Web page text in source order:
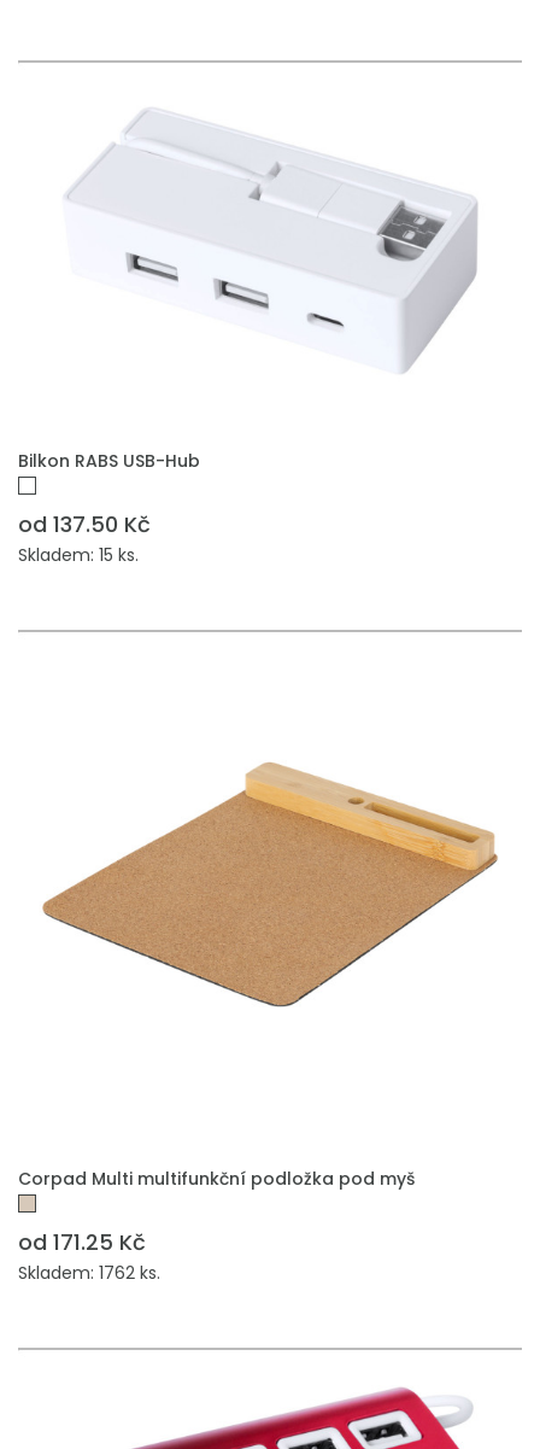
PŘIDAT DO POPTÁVKY
Bilkon RABS USB-Hub
od 137.50 Kč
Skladem: 15 ks.
PŘIDAT DO POPTÁVKY
Corpad Multi multifunkční podložka pod myš
od 171.25 Kč
Skladem: 1762 ks.